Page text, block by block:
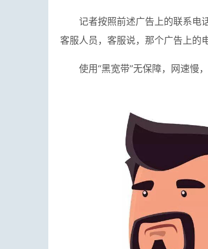
记者按照前述广告上的联系电
客服人员，客服说，那个广告上的
使用“黑宽带”无保障，网速慢